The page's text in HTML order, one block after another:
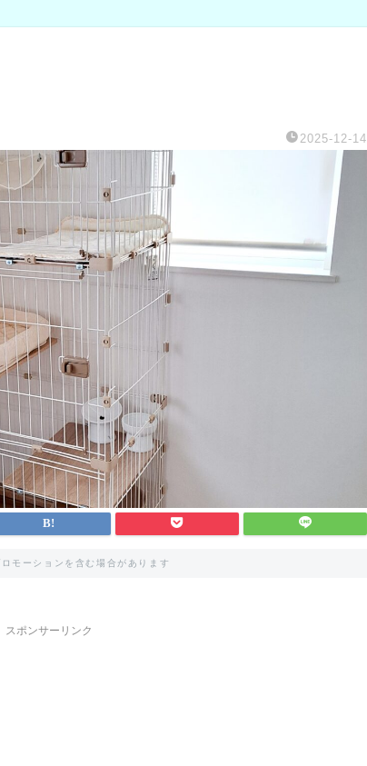
2025-12-14
モーションを含む場合があります
スポンサーリンク